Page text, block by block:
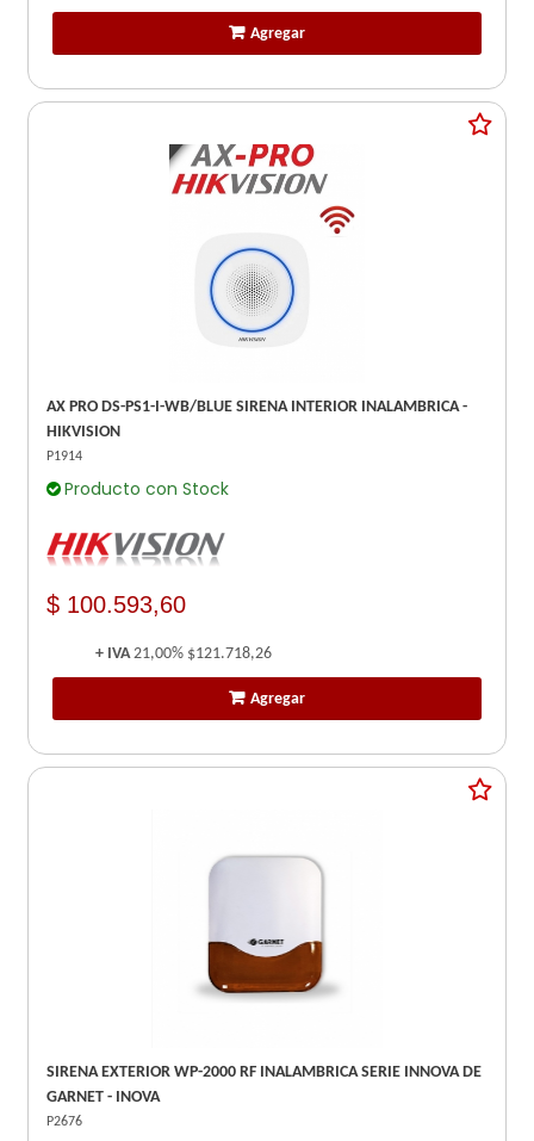
Agregar
AX PRO DS-PS1-I-WB/BLUE SIRENA INTERIOR INALAMBRICA -
HIKVISION
P1914
Producto con Stock
$ 100.593,60
+ IVA21,00% $121.718,26
Agregar
SIRENA EXTERIOR WP-2000 RF INALAMBRICA SERIE INNOVA DE
GARNET - INOVA
P2676